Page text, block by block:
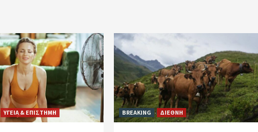
ΥΓΕΙΑ & ΕΠΙΣΤΗΜΗ BREAKING ΔΙΕΘΝΗ